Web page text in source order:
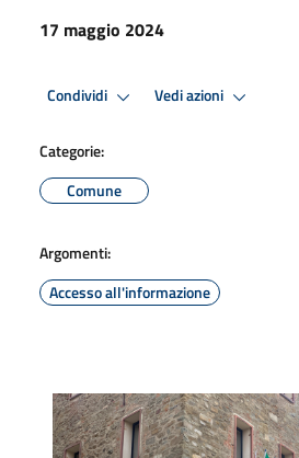
17 maggio 2024
Condividi Vedi azioni
Categorie:
Comune
Argomenti:
Accesso all'informazione